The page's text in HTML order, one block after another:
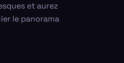
et aurez
le panorama